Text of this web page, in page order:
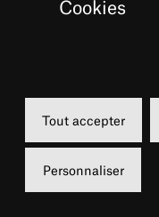
Biographie
Musicienne aux
Cravero a su
charismatique
Tout accepter
Personnaliser